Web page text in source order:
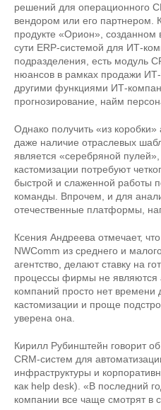
решений для операционного
вендором или его партнером.
продукте «Орион»,
сути ERP-системой для ИТ-
подразделения, есть модуль
нюансов в рамках продажи
другими функциями ИТ-
прогнозирование, найм
Однако получить «из коробки»
даже наличие отраслевых
является «серебряной
кастомизации потребуют
быстрой и слаженной работы
команды. Впрочем, и для
отечественные платформы,
Ксения Андреева отмечает,
NWComm из среднего и
агентство, делают ставку на
процессы фирмы не являются
компаний просто нет времени
кастомизации и проще
уверена она.
Кирилл Рубинштейн говорит
CRM-систем для
инфраструктуры и
как help desk). «В последний
компании все чаще смотрят в